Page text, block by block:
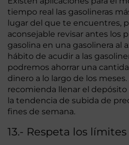
tiempo real las gasolineras
lugar del que te encuentres,
aconsejable revisar antes los
gasolina en una gasolinera al
hábito de acudir a las
podremos ahorrar una
dinero a lo largo de los meses.
recomienda llenar el
la tendencia de subida de
fines de semana.
13.- Respeta los